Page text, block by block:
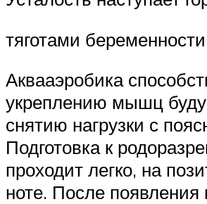
тяготами беременности
Аквааэробика
укреплению мышц
снятию нагрузки с
Подготовка к
проходит легко, на
ноте. После